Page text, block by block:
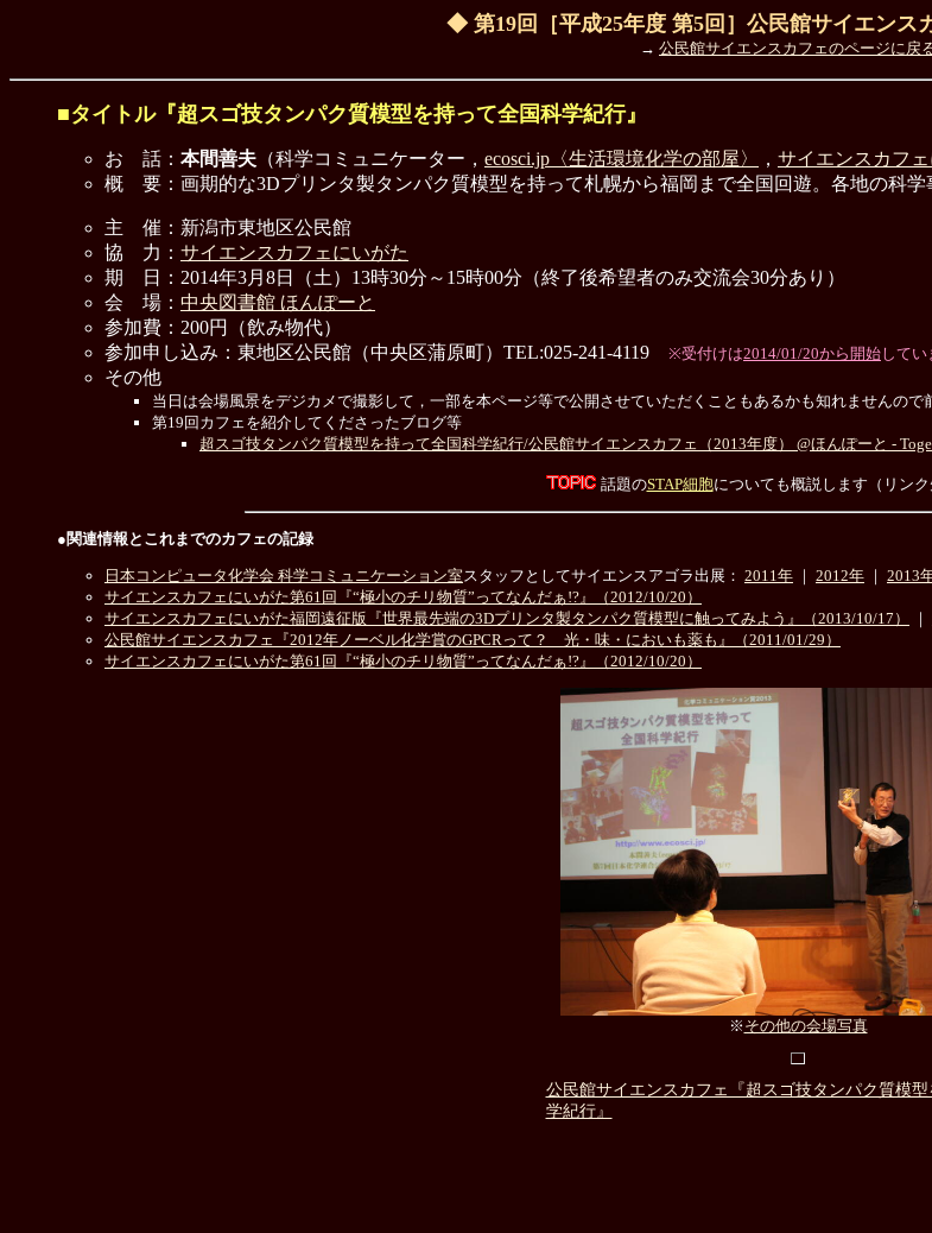
◆ 第19回［平成25年度 第5回］公民館サイエンス
→ 公民館サイエンスカフェのページに戻
■タイトル『超スゴ技タンパク質模型を持って全国科学紀行』
お 話： 本間善夫 （科学コミュニケーター， ecosci.jp〈生活環境化学の部屋〉 ， サイエンスカフ
概 要：画期的な3Dプリンタ製タンパク質模型を持って札幌から福岡まで全国回遊。各地の科学
主 催：新潟市東地区公民館
協 力： サイエンスカフェにいがた
期 日：2014年3月8日（土）13時30分～15時00分（終了後希望者のみ交流会30分あり）
会 場： 中央図書館 ほんぽーと
参加費：200円（飲み物代）
参加申し込み：東地区公民館（中央区蒲原町）TEL:025-241-4119 ※受付けは2014/01/20から開始してい
その他
当日は会場風景をデジカメで撮影して，一部を本ページ等で公開させていただくこともあるかも知れませんので
第19回カフェを紹介してくださったブログ等
超スゴ技タンパク質模型を持って全国科学紀行/公民館サイエンスカフェ（2013年度） @ほんぽーと -
話題のSTAP細胞についても概説します（リンク
●関連情報とこれまでのカフェの記録
日本コンピュータ化学会 科学コミュニケーション室スタッフとしてサイエンスアゴラ出展： 2011年 ｜ 2012年 ｜ 2013
サイエンスカフェにいがた第61回『“極小のチリ物質”ってなんだぁ!?』（2012/10/20）
サイエンスカフェにいがた福岡遠征版『世界最先端の3Dプリンタ製タンパク質模型に触ってみよう』（2013/10/17）
｜
公民館サイエンスカフェ『2012年ノーベル化学賞のGPCRって？ 光・味・においも薬も』（2011/01/29）
サイエンスカフェにいがた第61回『“極小のチリ物質”ってなんだぁ!?』（2012/10/20）
※ その他の会場写真
公民館サイエンスカフェ『超スゴ技タンパク質模
学紀行』